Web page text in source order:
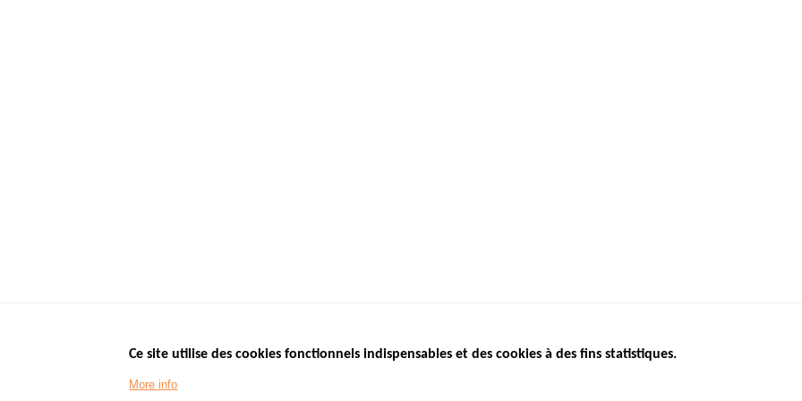
Ce site utilise des cookies fonctionnels indispensables et des cookies à des fins statistiques.
More info